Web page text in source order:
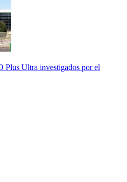
Plus Ultra investigados por el